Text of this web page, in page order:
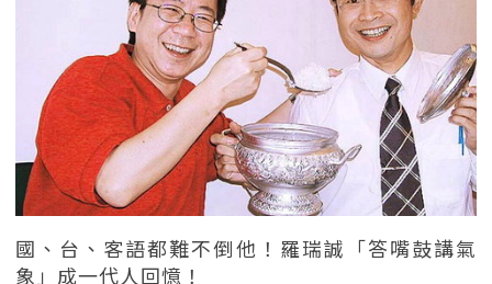
國、台、客語都難不倒他！羅瑞誠「答嘴鼓講氣
象」成一代人回憶！